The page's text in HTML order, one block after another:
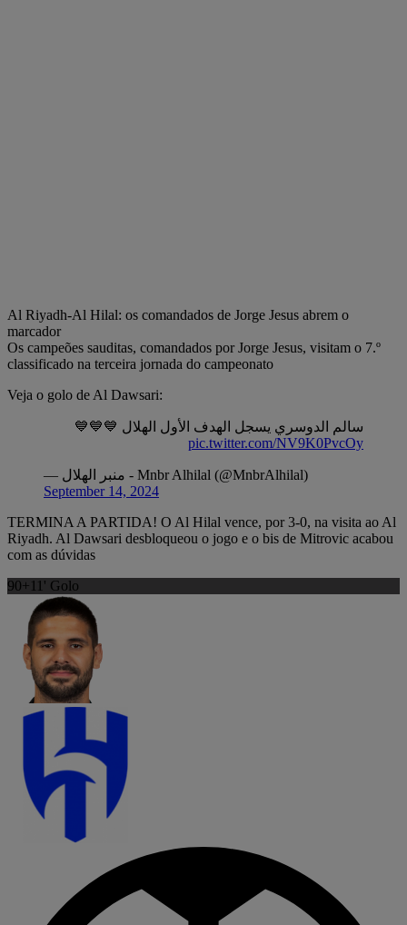
Al Riyadh-Al Hilal: os comandados de Jorge Jesus abrem o
marcador
Os campeões sauditas, comandados por Jorge Jesus, visitam o 7.º
classificado na terceira jornada do campeonato
Veja o golo de Al Dawsari:
سالم الدوسري يسجل الهدف الأول الهلال 💙💙💙
pic.twitter.com/NV9K0PvcOy
— منبر الهلال - Mnbr Alhilal (@MnbrAlhilal)
September 14, 2024
TERMINA A PARTIDA! O Al Hilal vence, por 3-0, na visita ao Al
Riyadh. Al Dawsari desbloqueou o jogo e o bis de Mitrovic acabou
com as dúvidas
90+11' Golo